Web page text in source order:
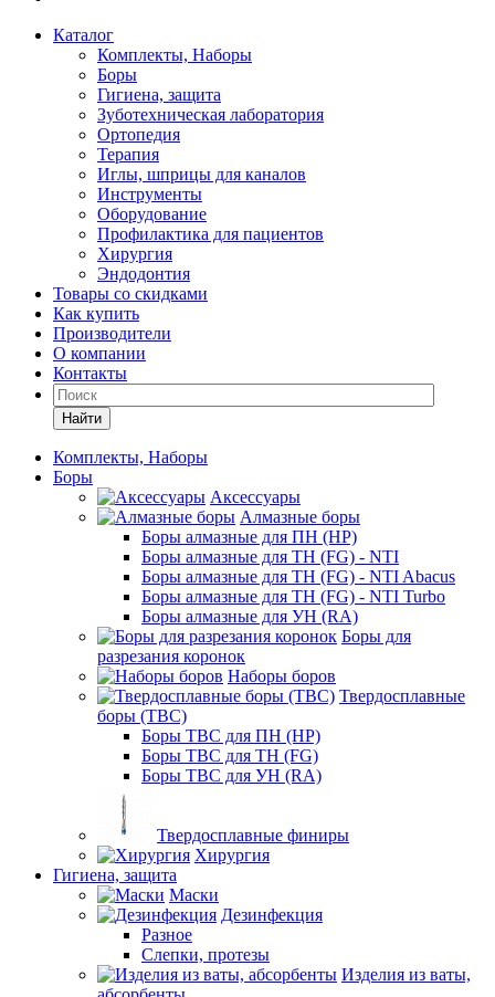
Каталог
Комплекты, Наборы
Боры
Гигиена, защита
Зуботехническая лаборатория
Ортопедия
Терапия
Иглы, шприцы для каналов
Инструменты
Оборудование
Профилактика для пациентов
Хирургия
Эндодонтия
Товары со скидками
Как купить
Производители
О компании
Контакты
Найти
Комплекты, Наборы
Боры
Аксессуары
Алмазные боры
Боры алмазные для ПН (HP)
Боры алмазные для ТН (FG) - NTI
Боры алмазные для ТН (FG) - NTI Abacus
Боры алмазные для ТН (FG) - NTI Turbo
Боры алмазные для УН (RA)
Боры для
разрезания коронок
Наборы боров
Твердосплавные
боры (ТВС)
Боры ТВС для ПН (HP)
Боры ТВС для ТН (FG)
Боры ТВС для УН (RA)
Твердосплавные финиры
Хирургия
Гигиена, защита
Маски
Дезинфекция
Разное
Слепки, протезы
Изделия из ваты,